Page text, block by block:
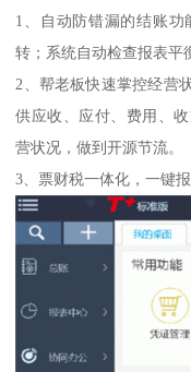
1、自动防错漏的结账
转；系统自动检查报表平
2、帮老板快速掌控经营
供应收、应付、费用、
营状况，做到开源节流。
3、票财税一体化，一键